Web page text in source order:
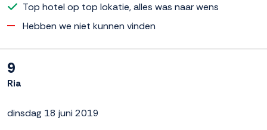
Top hotel op top lokatie, alles was naar wens
Hebben we niet kunnen vinden
9
Ria
dinsdag 18 juni 2019